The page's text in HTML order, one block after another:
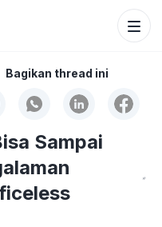
Search
Bagikan thread ini
Sampai